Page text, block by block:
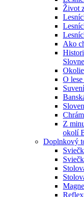
Život
Ako
O
Z
okolí
Doplnkový